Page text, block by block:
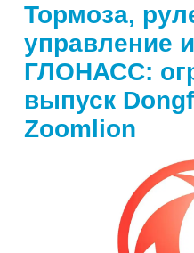
Тормоза,
управление
ГЛОНАСС:
выпуск
Zoomlion